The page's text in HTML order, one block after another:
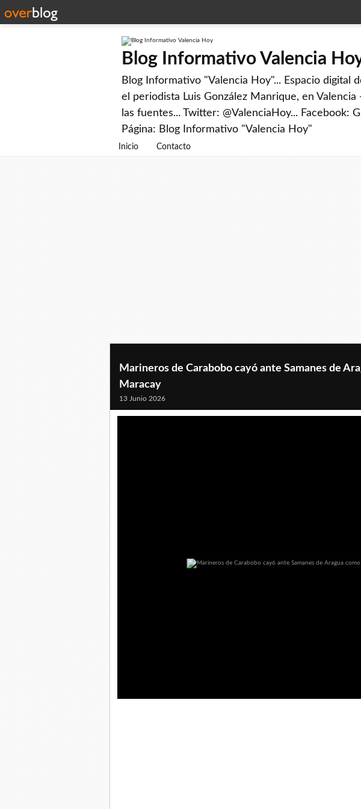
Blog Informativo Valencia
Blog Informativo "Valencia Hoy"... Espacio
el periodista Luis González Manrique, en
las fuentes... Twitter: @ValenciaHoy... Facebook:
Página: Blog Informativo "Valencia Hoy"
Inicio Contacto
Marineros de Carabobo cayó ante Samanes de
Maracay
13 Junio 2026